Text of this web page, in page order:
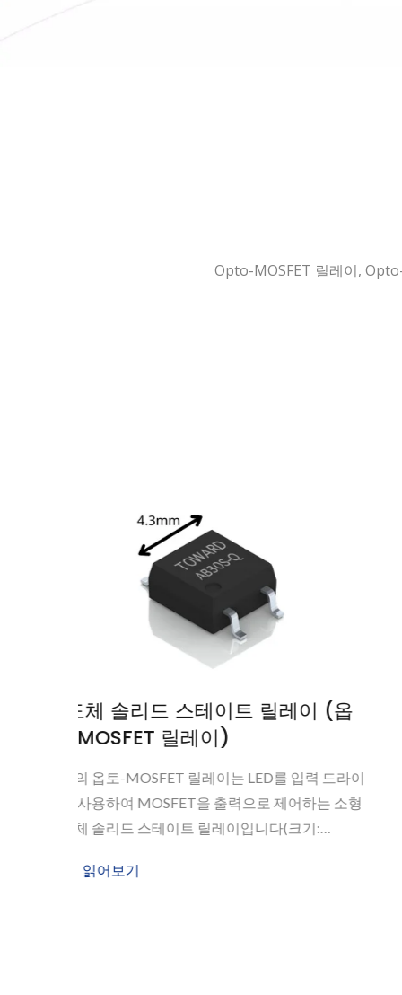
Opto-MOSFET 릴레이,
리드 릴레이
고전압 리드 릴레이, 고전류 리드 릴레이, 수직 리드
레이, RF 리드 릴레이, 소형 리드 릴레이 및 일반 목
리드 릴레이.